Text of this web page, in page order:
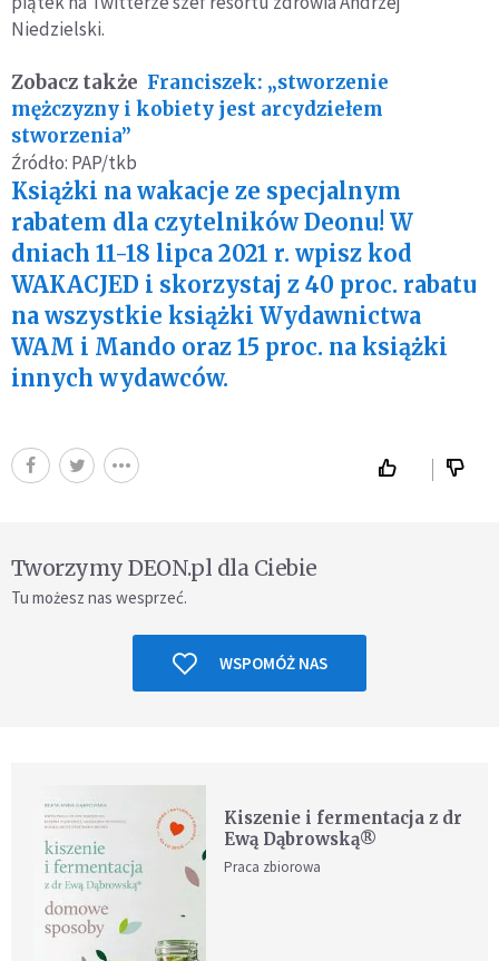
Niedzielski.
Zobacz także Franciszek: „stworzenie
mężczyzny i kobiety jest arcydziełem
stworzenia”
Źródło: PAP/tkb
Książki na wakacje ze specjalnym
rabatem dla czytelników Deonu! W
dniach 11-18 lipca 2021 r. wpisz kod
WAKACJED i skorzystaj z 40 proc. rabatu
na wszystkie książki Wydawnictwa
WAM i Mando oraz 15 proc. na książki
innych wydawców.
Tworzymy DEON.pl dla Ciebie
Tu możesz nas wesprzeć.
WSPOMÓŻ NAS
Kiszenie i fermentacja z dr
Ewą Dąbrowską®
Praca zbiorowa